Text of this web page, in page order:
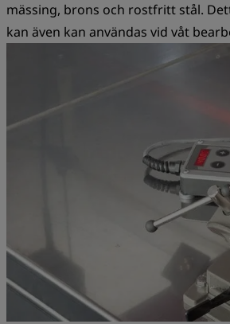
mässing, brons och rostfritt stål.
kan även kan användas vid våt